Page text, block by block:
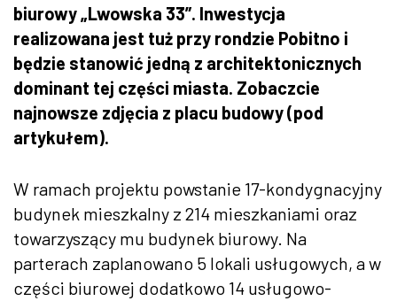
biurowy „Lwowska 33”. Inwestycja
realizowana jest tuż przy rondzie Pobitno i
będzie stanowić jedną z architektonicznych
dominant tej części miasta. Zobaczcie
najnowsze zdjęcia z placu budowy (pod
artykułem).
W ramach projektu powstanie 17-kondygnacyjny
budynek mieszkalny z 214 mieszkaniami oraz
towarzyszący mu budynek biurowy. Na
parterach zaplanowano 5 lokali usługowych, a w
części biurowej dodatkowo 14 usługowo-